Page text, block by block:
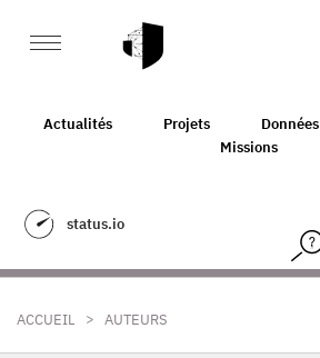
Actualités Projets Données
Missions
status.io
ACCUEIL > AUTEURS